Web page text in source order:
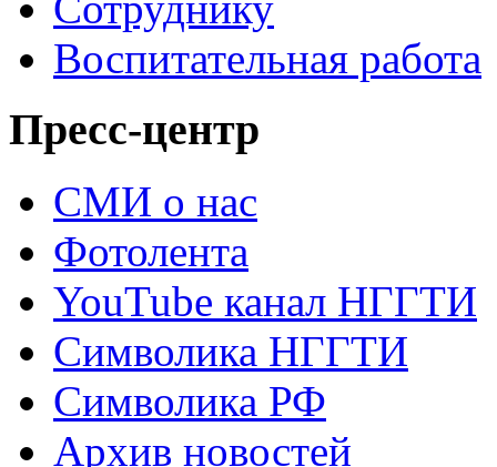
Воспитательная работа
Пресс-центр
СМИ о нас
Фотолента
YouTube канал НГГТИ
Символика НГГТИ
Символика РФ
Архив новостей